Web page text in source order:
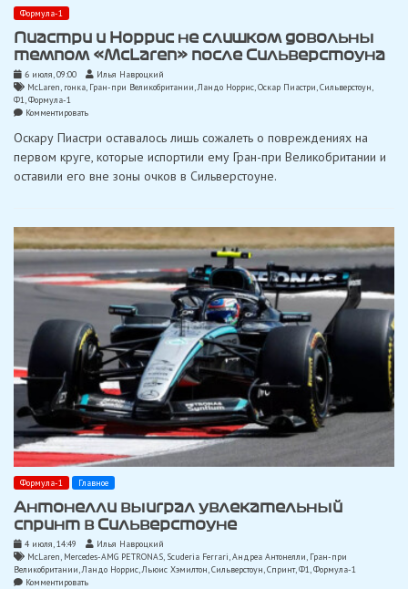
Формула-1
Пиастри и Норрис не слишком довольны
темпом «McLaren» после Сильверстоуна
6 июля, 09:00
Илья Навроцкий
McLaren, гонка, Гран-при Великобритании,Ландо Норрис,Оскар Пиастри,Сильверстоун
Ф1,Формула-1
Комментироватьon
и
не
слишком
после
Сильверстоуна
Оскару Пиастри оставалось лишь сожалеть о повреждениях на
первом круге, которые испортили ему Гран-при Великобритании и
оставили его вне зоны очков в Сильверстоуне.
Формула-1 Главное
Антонелли выиграл увлекательный
спринт в Сильверстоуне
4 июля, 14:49
Илья Навроцкий
McLaren Mercedes-AMG PETRONAS Scuderia Ferrari Андреа Антонелли Гран-при
Великобритании Ландо Норрис Льюис Хэмилтон Сильверстоун Спринт, Ф1 Формула-1
Комментироватьon